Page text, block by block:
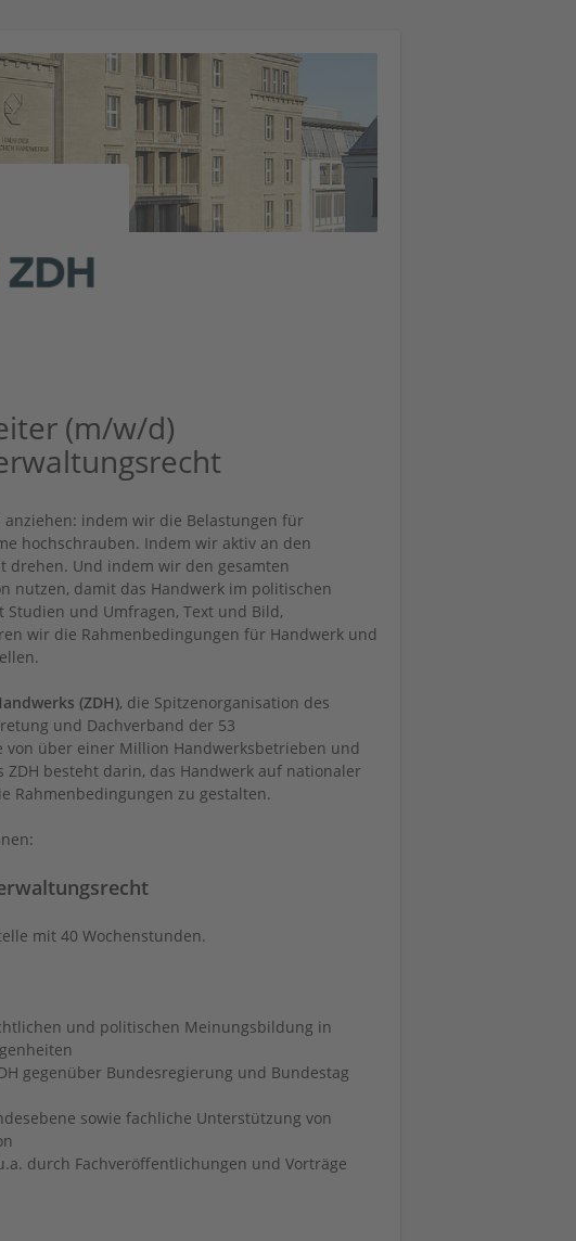
(m/w/d)
anziehen: indem wir die Belastungen für
hochschrauben. Indem wir aktiv an den
drehen. Und indem wir den gesamten
nutzen, damit das Handwerk im politischen
und Umfragen, Text und Bild,
wir die Rahmenbedingungen für Handwerk und
(ZDH), die Spitzenorganisation des
und Dachverband der 53
über einer Million Handwerksbetrieben und
besteht darin, das Handwerk auf nationaler
Rahmenbedingungen zu gestalten.
mit 40 Wochenstunden.
und politischen Meinungsbildung in
gegenüber Bundesregierung und Bundestag
sowie fachliche Unterstützung von
durch Fachveröffentlichungen und Vorträge